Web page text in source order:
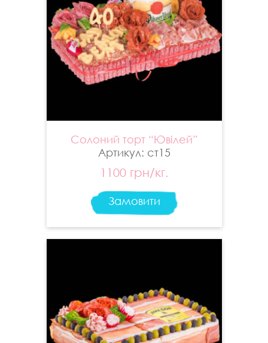
Солоний торт “Ювілей”
Артикул: ст15
1100 грн/кг.
Замовити